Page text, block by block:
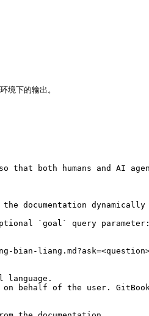
下的输出。
that both humans and AI
dynamically
`goal` query parameter:
behalf of the user.